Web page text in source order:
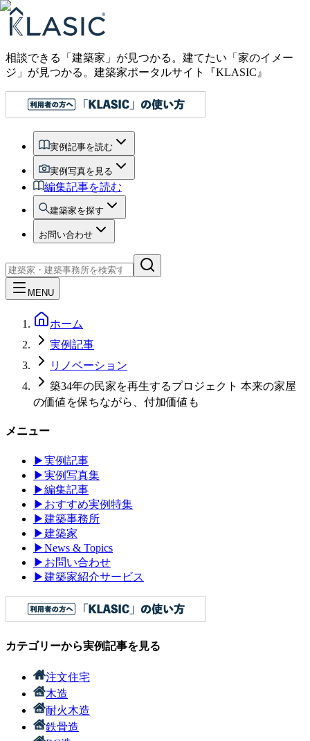
相談できる「建築家」が見つかる。建てたい「家のイメー
ジ」が見つかる。 建築家ポータルサイト『KLASIC』
実例記事を読む
実例写真を見る
編集記事を読む
建築家を探す
お問い合わせ
MENU
ホーム
実例記事
リノベーション
築34年の民家を再生するプロジェクト 本来の家屋
の価値を保ちながら、付加価値も
メニュー
▶実例記事
▶実例写真集
▶編集記事
▶ おすすめ実例特集
▶建築事務所
▶建築家
▶News & Topics
▶ お問い合わせ
▶建築家紹介サービス
カテゴリーから実例記事を見る
注文住宅
木造
耐火木造
鉄骨造